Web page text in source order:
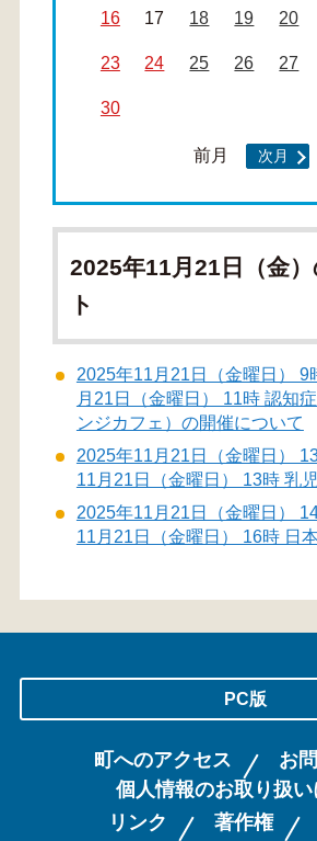
16 17 18 19 20
23 24 25 26 27
30
前月 次月
2025年11月21日（金
ト
2025年11月21日（金曜日） 9
月21日（金曜日） 11時 認知
ンジカフェ）の開催について
2025年11月21日（金曜日）
11月21日（金曜日） 13時 乳
2025年11月21日（金曜日）
11月21日（金曜日） 16時 日
PC版
町へのアクセス
お
個人情報のお取り扱
リンク
著作権